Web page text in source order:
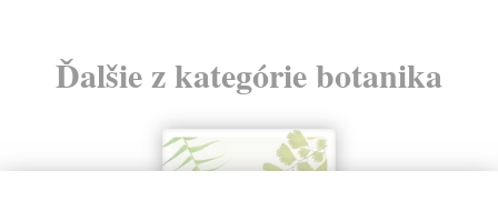
Ďalšie z kategórie botanika